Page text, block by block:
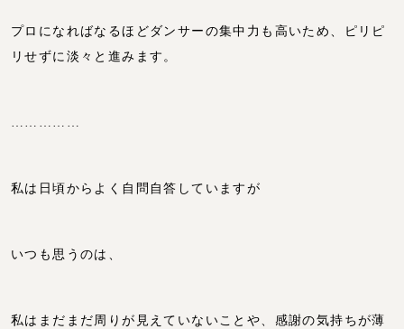
プロになればなるほどダンサーの集中力も高いため、ピリピ
リせずに淡々と進みます。
……………
私は日頃からよく自問自答していますが
いつも思うのは、
私はまだまだ周りが見えていないことや、感謝の気持ちが薄